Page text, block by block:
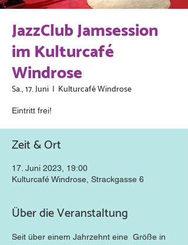
JazzClub Jamsession
im Kulturcafé
Windrose
Sa., 17. Juni
  |
Kulturcafé Windrose
Eintritt frei!
Zeit & Ort
17. Juni 2023, 19:00
Kulturcafé Windrose, Strackgasse 6
Über die Veranstaltung
Seit über einem Jahrzehnt eine  Größe in